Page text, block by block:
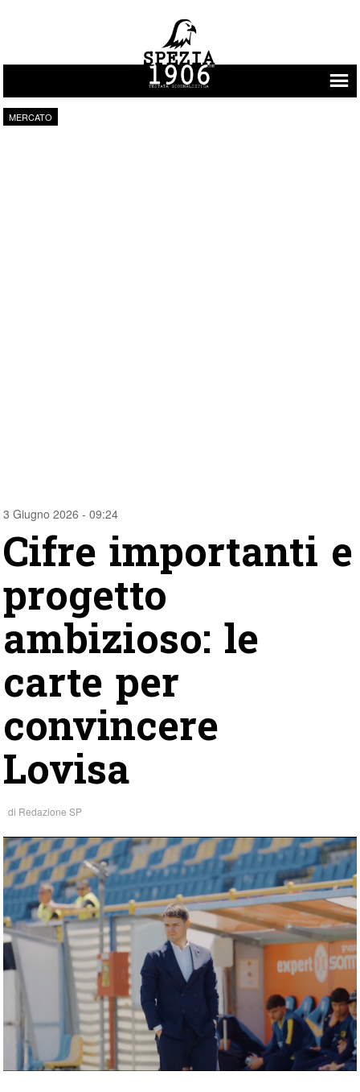
Vai al contenuto
MERCATO
3 Giugno 2026 - 09:24
Cifre importanti e
progetto
ambizioso: le
carte per
convincere
Lovisa
di Redazione SP